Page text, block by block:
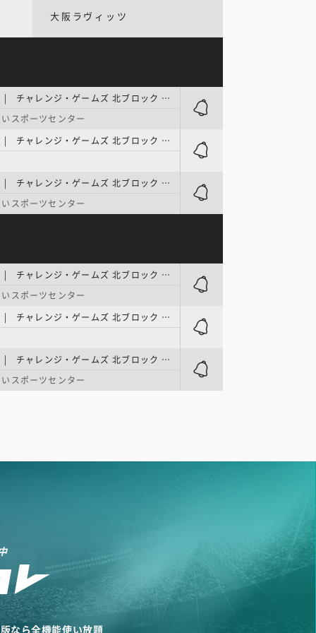
大阪ラヴィッツ
リーグH女子 | チャレンジ・ゲームズ 北ブロック 第1節
スポーツセンター
リーグH女子 | チャレンジ・ゲームズ 北ブロック 第2節
リーグH女子 | チャレンジ・ゲームズ 北ブロック 第3節
スポーツセンター
リーグH女子 | チャレンジ・ゲームズ 北ブロック 第1節
スポーツセンター
リーグH女子 | チャレンジ・ゲームズ 北ブロック 第2節
リーグH女子 | チャレンジ・ゲームズ 北ブロック 第3節
スポーツセンター
なら全機能使い放題